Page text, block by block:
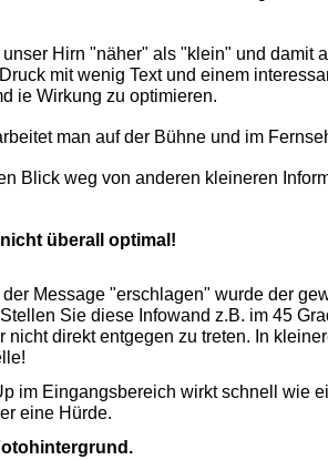
Hirn "näher" als "klein" und damit
mit wenig Text und einem
ie Wirkung zu optimieren.
man auf der Bühne und im
Blick weg von anderen kleineren
überall optimal!
Message "erschlagen" wurde der
Sie diese Infowand z.B. im 45
nicht direkt entgegen zu treten. In
im Eingangsbereich wirkt schnell wie
eine Hürde.